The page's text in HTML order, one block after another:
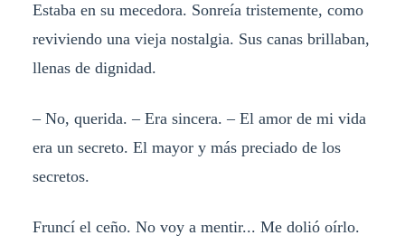
Estaba en su mecedora. Sonreía tristemente, como
reviviendo una vieja nostalgia. Sus canas brillaban,
llenas de dignidad.
– No, querida. – Era sincera. – El amor de mi vida
era un secreto. El mayor y más preciado de los
secretos.
Fruncí el ceño. No voy a mentir... Me dolió oírlo.